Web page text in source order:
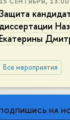
диссертации
Екатерины
Все мероприятия
НА